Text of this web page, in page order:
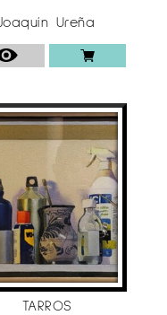
Joaquín Ureña
TARROS